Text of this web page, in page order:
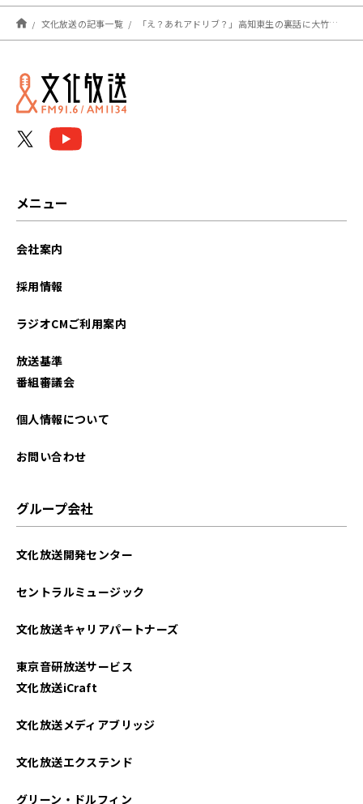
文化放送の記事一覧 「え？あれアドリブ？」高知東生の裏話に大竹ビックリ！映画「アディクトを待ちながら」語る
メニュー
会社案内
採用情報
ラジオCMご利用案内
放送基準
番組審議会
個人情報について
お問い合わせ
グループ会社
文化放送開発センター
セントラルミュージック
文化放送キャリアパートナーズ
東京音研放送サービス
文化放送iCraft
文化放送メディアブリッジ
文化放送エクステンド
グリーン・ドルフィン